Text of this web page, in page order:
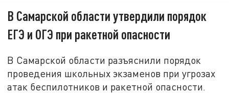
В Самарской области утвердили порядок
ЕГЭ и ОГЭ при ракетной опасности
В Самарской области разъяснили порядок
проведения школьных экзаменов при угрозах
атак беспилотников и ракетной опасности.